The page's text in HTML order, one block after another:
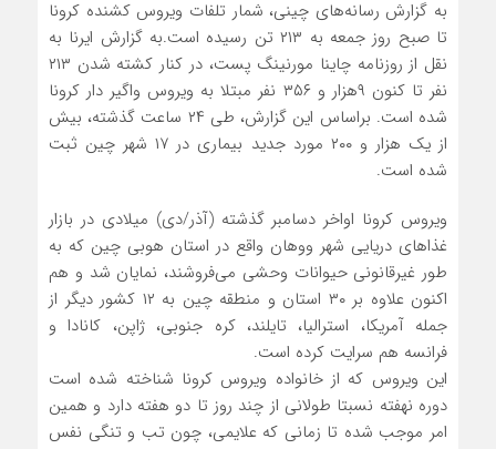
به گزارش رسانه‌های چینی، شمار تلفات ویروس کشنده کرونا
تا صبح روز جمعه به ۲۱۳ تن رسیده است.به گزارش ایرنا به
نقل از روزنامه چاینا مورنینگ پست، در کنار کشته شدن ۲۱۳
نفر تا کنون ۹هزار و ۳۵۶ نفر مبتلا به ویروس واگیر دار کرونا
شده است. براساس این گزارش، طی ۲۴ ساعت گذشته، بیش
از یک هزار و ۲۰۰ مورد جدید بیماری در ۱۷ شهر چین ثبت
شده است.
ویروس کرونا اواخر دسامبر گذشته (آذر/دی) میلادی در بازار
غذا‌های دریایی شهر ووهان واقع در استان هوبی چین که به
طور غیرقانونی حیوانات وحشی می‌فروشند، نمایان شد و هم
اکنون علاوه بر ۳۰ استان و منطقه چین به ۱۲ کشور دیگر از
جمله آمریکا، استرالیا، تایلند، کره جنوبی، ژاپن، کانادا و
فرانسه هم سرایت کرده است.
این ویروس که از خانواده ویروس کرونا شناخته شده است
دوره نهفته نسبتا طولانی از چند روز تا دو هفته دارد و همین
امر موجب شده تا زمانی که علایمی، چون تب و تنگی نفس